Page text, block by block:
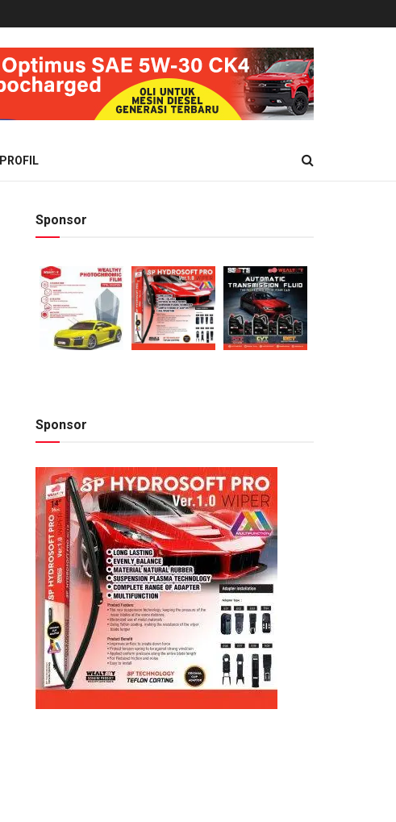
PROFIL
Sponsor
Sponsor